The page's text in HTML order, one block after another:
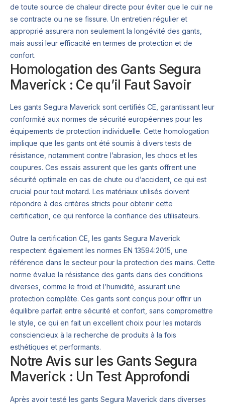
de toute source de chaleur directe pour éviter que le cuir ne
se contracte ou ne se fissure. Un entretien régulier et
approprié assurera non seulement la longévité des gants,
mais aussi leur efficacité en termes de protection et de
confort.
Homologation des Gants Segura
Maverick : Ce qu’il Faut Savoir
Les gants Segura Maverick sont certifiés CE, garantissant leur
conformité aux normes de sécurité européennes pour les
équipements de protection individuelle. Cette homologation
implique que les gants ont été soumis à divers tests de
résistance, notamment contre l’abrasion, les chocs et les
coupures. Ces essais assurent que les gants offrent une
sécurité optimale en cas de chute ou d’accident, ce qui est
crucial pour tout motard. Les matériaux utilisés doivent
répondre à des critères stricts pour obtenir cette
certification, ce qui renforce la confiance des utilisateurs.
Outre la certification CE, les gants Segura Maverick
respectent également les normes EN 13594:2015, une
référence dans le secteur pour la protection des mains. Cette
norme évalue la résistance des gants dans des conditions
diverses, comme le froid et l’humidité, assurant une
protection complète. Ces gants sont conçus pour offrir un
équilibre parfait entre sécurité et confort, sans compromettre
le style, ce qui en fait un excellent choix pour les motards
consciencieux à la recherche de produits à la fois
esthétiques et performants.
Notre Avis sur les Gants Segura
Maverick : Un Test Approfondi
Après avoir testé les gants Segura Maverick dans diverses